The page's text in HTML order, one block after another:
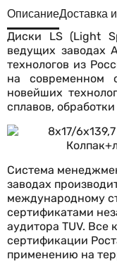
ОписаниеДоставка
Диски LS (Light
ведущих заводах
технологов из
на современном
новейших
сплавов,
Система
заводах
международному
сертификатами
аудитора TUV. Все
сертификации
применению на